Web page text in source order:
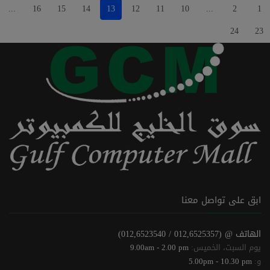
1
2
...
10
11
12
13
14
15
16
...
23
24
ابق على تواصل معنا
الهاتف @ (012,6525357 / 012,6523540)
يوم السبت، الخميس: 9.00am - 2.00 pm
و: 5.00pm - 10.30 pm